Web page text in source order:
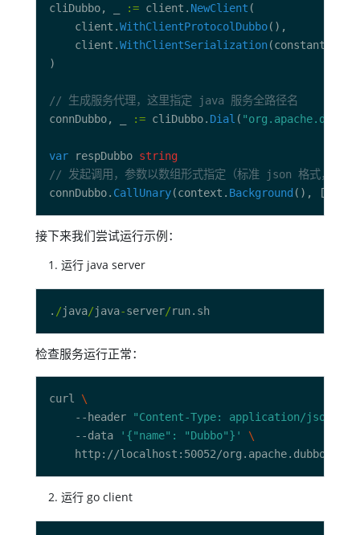
cliDubbo, _
:= client. NewClient
	client.
WithClientProtocolDubbo
	client.
WithClientSerialization
// 生成服务代理，这里指定 java 服务全路径名
connDubbo, _
:= cliDubbo. Dial (
var respDubbo string
// 发起调用，参数以数组形式指定（标准 json 格式，可
connDubbo. CallUnary(context. Background (), []
接下来我们尝试运行示例：
运行 java server
. /java/java-server/
检查服务运行正常：
curl
    --header
"Content-Type: application/json"
    --data
'{"name": "Dubbo"}'
运行 go client